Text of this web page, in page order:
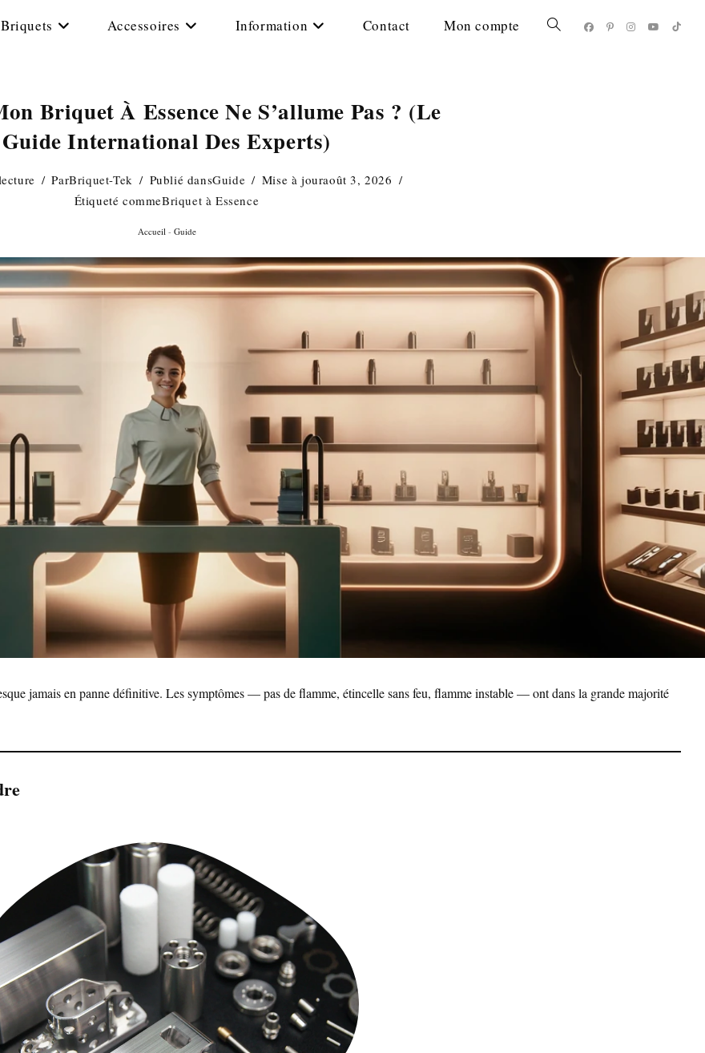
Briquets Accessoires Information Contact Mon compte Toggle
Briquet À Essence Ne S’allume Pas ? (Le
Guide International Des Experts)
ParBriquet-Tek Publié dansGuide Mise à jouraoût 3, 2026
Étiqueté commeBriquet à Essence
Accueil- Guide
jamais en panne définitive. Les symptômes — pas de flamme, étincelle sans feu, flamme instable — ont dans la grande majorité